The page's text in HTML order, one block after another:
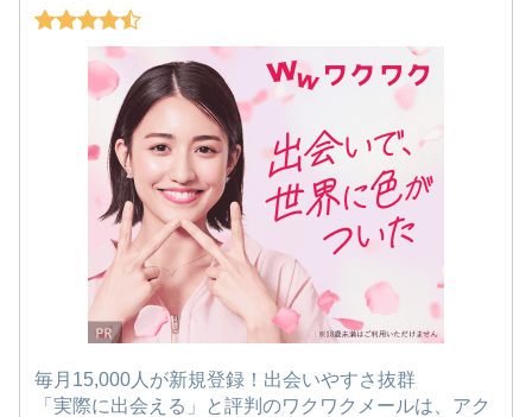
毎月15,000人が新規登録！出会いやすさ抜群
「実際に出会える」と評判のワクワクメールは、アク